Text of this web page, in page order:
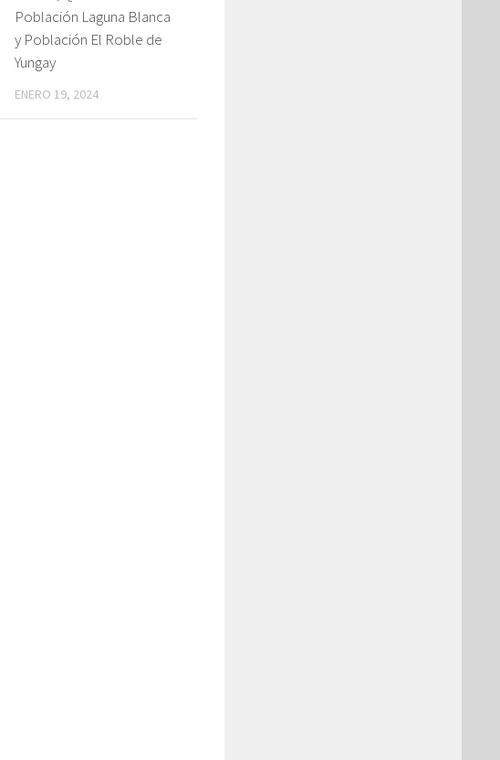
Población Laguna Blanca
y Población El Roble de
Yungay
ENERO 19, 2024